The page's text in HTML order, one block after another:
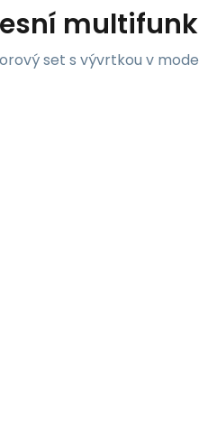
set s vývrtkou v